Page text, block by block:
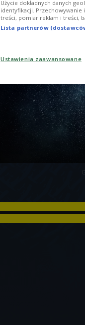
Użycie dokładnych danych
identyfikacji.
treści, pomiar reklam i treści,
Lista partnerów
Ustawienia zaawansowane